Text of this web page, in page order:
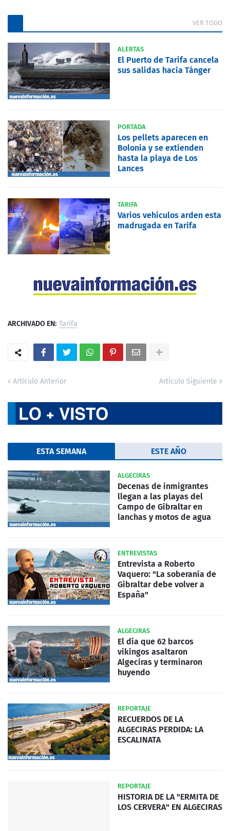
VER TODO
ALERTAS
El Puerto de Tarifa cancela
sus salidas hacia Tánger
PORTADA
Los pellets aparecen en
Bolonia y se extienden
hasta la playa de Los
Lances
TARIFA
Varios vehículos arden esta
madrugada en Tarifa
ARCHIVADO EN: Tarifa
Artículo Anterior Artículo Siguiente
ESTA SEMANA ESTE AÑO
ALGECIRAS
Decenas de inmigrantes
llegan a las playas del
Campo de Gibraltar en
lanchas y motos de agua
ENTREVISTAS
Entrevista a Roberto
Vaquero: "La soberanía de
Gibraltar debe volver a
España"
ALGECIRAS
El día que 62 barcos
vikingos asaltaron
Algeciras y terminaron
huyendo
REPORTAJE
RECUERDOS DE LA
ALGECIRAS PERDIDA: LA
ESCALINATA
REPORTAJE
HISTORIA DE LA "ERMITA DE
LOS CERVERA" EN ALGECIRAS